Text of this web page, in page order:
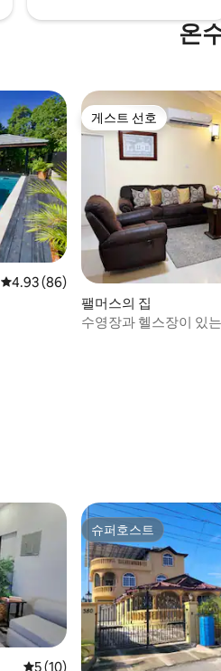
온
평점 4.93점(5점 만점), 후기 86개
4.93 (86)
게스트 선호
게스트 선호
팰머스의 집
수영장과 헬스장이 있
평점 5점(5점 만점), 후기 10개
5 (10)
슈퍼호스트
슈퍼호스트